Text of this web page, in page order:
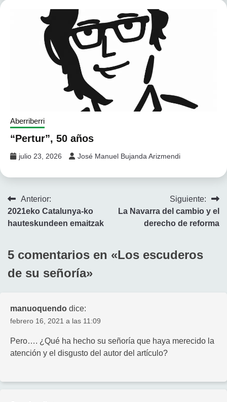
Aberriberri
“Pertur”, 50 años
julio 23, 2026 José Manuel Bujanda Arizmendi
Navegación
de
Anterior:
2021eko Catalunya-ko
hauteskundeen emaitzak
Siguiente:
La Navarra del cambio y el
derecho de reforma
5 comentarios en «Los escuderos
de su señoría»
manuoquendo dice:
febrero 16, 2021 a las 11:09
Pero…. ¿Qué ha hecho su señoría que haya merecido la
atención y el disgusto del autor del artículo?